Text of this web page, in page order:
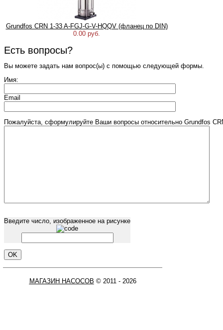
Grundfos CRN 1-33 A-FGJ-G-V-HQQV (фланец по DIN)
0.00 руб.
Есть вопросы?
Вы можете задать нам вопрос(ы) с помощью следующей формы.
Имя:
Email
Пожалуйста, сформулируйте Ваши вопросы относительно Grundfos
Введите число, изображенное на рисунке
МАГАЗИН НАСОСОВ © 2011 - 2026